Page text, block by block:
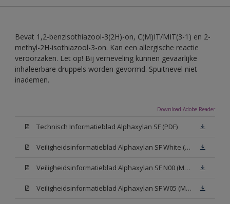
Bevat 1,2-benzisothiazool-3(2H)-on, C(M)IT/MIT(3-1) en 2-
methyl-2H-isothiazool-3-on. Kan een allergische reactie
veroorzaken. Let op! Bij verneveling kunnen gevaarlijke
inhaleerbare druppels worden gevormd. Spuitnevel niet
inademen.
Download Adobe Reader
Technisch Informatieblad Alphaxylan SF (PDF)
Veiligheidsinformatieblad Alphaxylan SF White (MSDS)
Veiligheidsinformatieblad Alphaxylan SF N00 (MSDS)
Veiligheidsinformatieblad Alphaxylan SF W05 (MSDS)